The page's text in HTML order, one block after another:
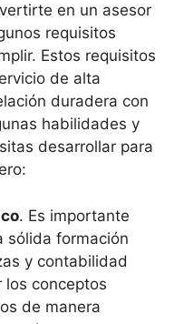
en un asesor
requisitos
Estos requisitos
de alta
duradera con
habilidades y
desarrollar para
. Es importante
sólida formación
y contabilidad
los conceptos
de manera